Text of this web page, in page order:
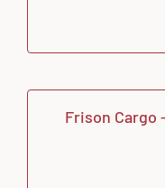
Frison Cargo